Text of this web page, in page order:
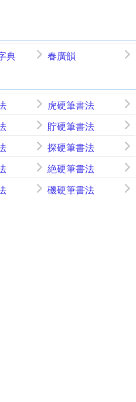
典 春廣韻
虎硬筆書法
貯硬筆書法
探硬筆書法
絶硬筆書法
磯硬筆書法